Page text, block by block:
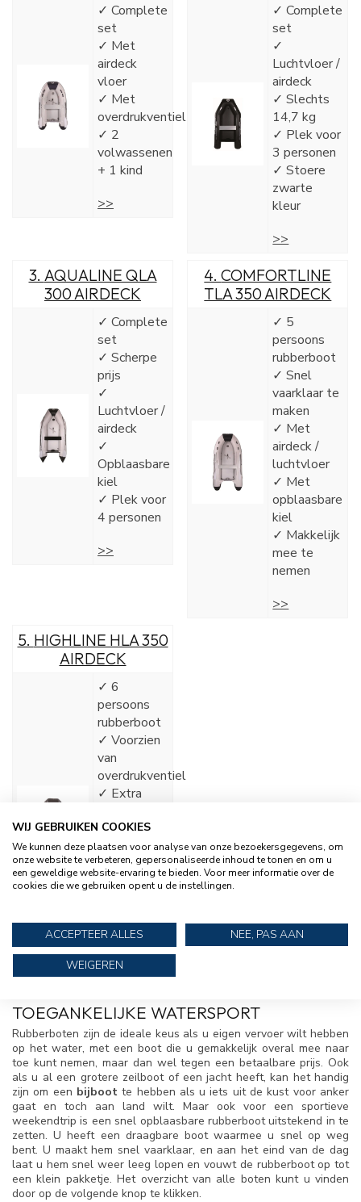
✓ Complete
set
✓ Met
airdeck
vloer
✓ Met
overdrukventiel
✓ 2
volwassenen
+ 1 kind
>>
✓ Complete
set
✓
Luchtvloer /
airdeck
✓ Slechts
14,7 kg
✓ Plek voor
3 personen
✓ Stoere
zwarte
kleur
>>
3. AQUALINE QLA
300 AIRDECK
✓ Complete
set
✓ Scherpe
prijs
✓
Luchtvloer /
airdeck
✓
Opblaasbare
kiel
✓ Plek voor
4 personen
>>
4.COMFORTLINE
TLA 350 AIRDECK
✓ 5
persoons
rubberboot
✓ Snel
vaarklaar te
maken
✓ Met
airdeck /
luchtvloer
✓ Met
opblaasbare
kiel
✓ Makkelijk
mee te
nemen
>>
5. HIGHLINE HLA 350
AIRDECK
✓ 6
persoons
rubberboot
✓ Voorzien
van
overdrukventiel
✓ Extra
stootlijsten
✓ Highline
is de beste
kwaliteit
afwerking
>>
TOEGANKELIJKE WATERSPORT
Rubberboten zijn de ideale keus als u eigen vervoer wilt hebben
op het water, met een boot die u gemakkelijk overal mee naar
toe kunt nemen, maar dan wel tegen een betaalbare prijs. Ook
als u al een grotere zeilboot of een jacht heeft, kan het handig
zijn om een bijbootte hebben als u iets uit de kust voor anker
gaat en toch aan land wilt. Maar ook voor een sportieve
weekendtrip is een snel opblaasbare rubberboot uitstekend in te
zetten. U heeft een draagbare boot waarmee u snel op weg
bent. U maakt hem snel vaarklaar, en aan het eind van de dag
laat u hem snel weer leeg lopen en vouwt de rubberboot op tot
een klein pakketje. Het overzicht van alle boten kunt u vinden
door op de volgende knop te klikken.
WIJ GEBRUIKEN COOKIES
We kunnen deze plaatsen voor analyse van onze bezoekersgegevens, om
onze website te verbeteren, gepersonaliseerde inhoud te tonen en om u
een geweldige website-ervaring te bieden. Voor meer informatie over de
cookies die we gebruiken opent u de instellingen.
ACCEPTEER ALLES
NEE, PAS AAN
WEIGEREN